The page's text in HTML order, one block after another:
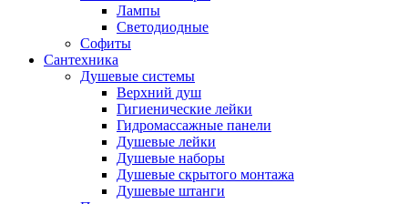
Лампы
Светодиодные
Софиты
Сантехника
Душевые системы
Верхний душ
Гигиенические лейки
Гидромассажные панели
Душевые лейки
Душевые наборы
Душевые скрытого монтажа
Душевые штанги